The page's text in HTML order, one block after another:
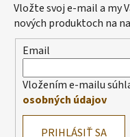
Vložte svoj e-mail a my
nových produktoch na
Email
Vložením e-mailu
osobných údajov
PRIHLÁSIŤ SA